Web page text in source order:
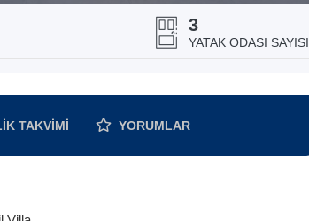
3
YATAK ODASI SAYISI
TAKVIMI YORUMLAR